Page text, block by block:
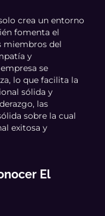
crea un entorno
fomenta el
miembros del
y
se
lo que facilita la
sólida y
las
sobre la cual
exitosa y
El